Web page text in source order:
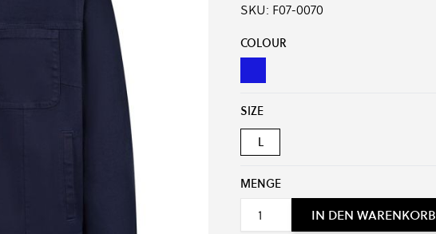
SKU: F07-0070
Produkt-Optionen:
COLOUR
NIGHTSKY NAVY
SIZE
L
MENGE
IN DEN WARENKORB